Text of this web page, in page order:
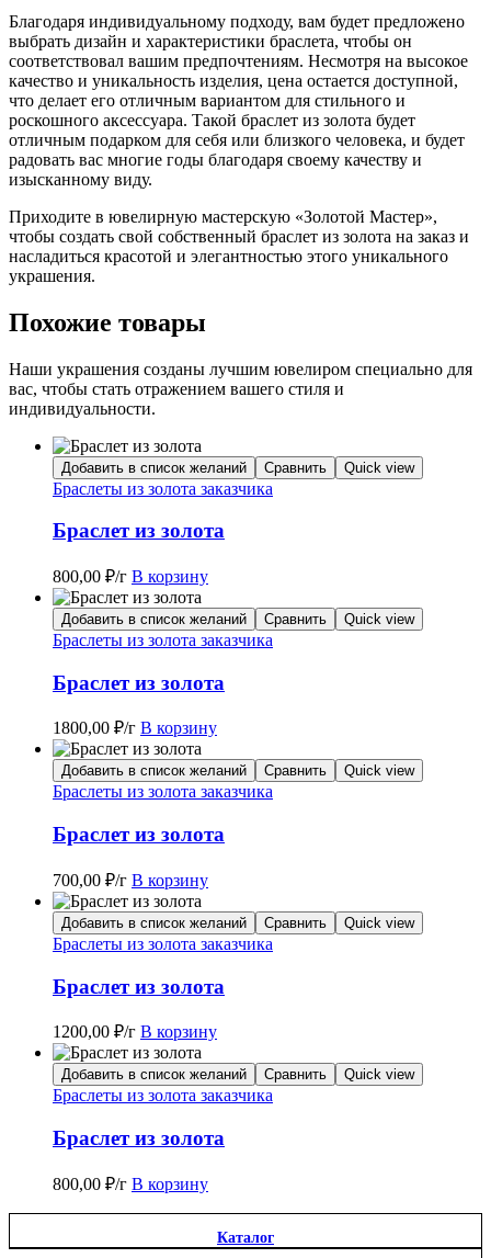
Благодаря индивидуальному подходу, вам будет предложено
выбрать дизайн и характеристики браслета, чтобы он
соответствовал вашим предпочтениям. Несмотря на высокое
качество и уникальность изделия, цена остается доступной,
что делает его отличным вариантом для стильного и
роскошного аксессуара. Такой браслет из золота будет
отличным подарком для себя или близкого человека, и будет
радовать вас многие годы благодаря своему качеству и
изысканному виду.
Приходите в ювелирную мастерскую «Золотой Мастер»,
чтобы создать свой собственный браслет из золота на заказ и
насладиться красотой и элегантностью этого уникального
украшения.
Похожие товары
Наши украшения созданы лучшим ювелиром специально для
вас, чтобы стать отражением вашего стиля и
индивидуальности.
Добавить в список желаний Сравнить Quick view
Браслеты из золота заказчика
Браслет из золота
800,00 ₽/г В корзину
Добавить в список желаний Сравнить Quick view
Браслеты из золота заказчика
Браслет из золота
1800,00 ₽/г В корзину
Добавить в список желаний Сравнить Quick view
Браслеты из золота заказчика
Браслет из золота
700,00 ₽/г В корзину
Добавить в список желаний Сравнить Quick view
Браслеты из золота заказчика
Браслет из золота
1200,00 ₽/г В корзину
Добавить в список желаний Сравнить Quick view
Браслеты из золота заказчика
Браслет из золота
800,00 ₽/г В корзину
Каталог